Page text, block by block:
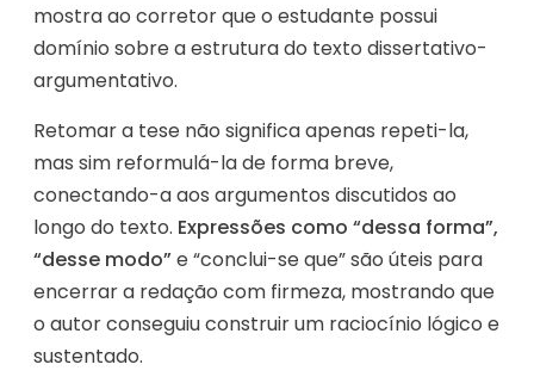
mostra ao corretor que o estudante possui
domínio sobre a estrutura do texto dissertativo-
argumentativo.
Retomar a tese não significa apenas repeti-la,
mas sim reformulá-la de forma breve,
conectando-a aos argumentos discutidos ao
longo do texto. Expressões como “dessa forma”,
“desse modo”e “conclui-se que” são úteis para
encerrar a redação com firmeza, mostrando que
o autor conseguiu construir um raciocínio lógico e
sustentado.